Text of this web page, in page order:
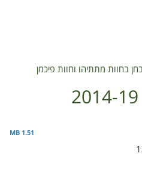
בחוות מתתיהו וחוות פיכמן
1.51 MB